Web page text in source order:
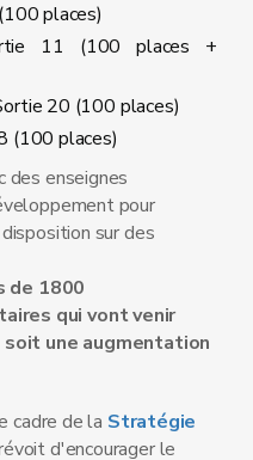
places)
11 (100 places +
20 (100 places)
(100 places)
des enseignes
pour
sur des
de 1800
qui vont venir
une augmentation
cadre de la Stratégie
d'encourager le